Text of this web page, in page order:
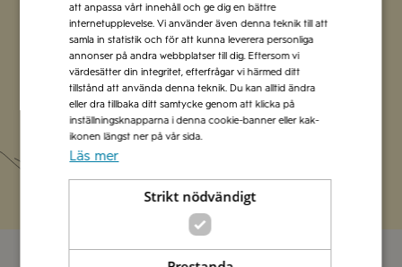
Zetas populära nyhetsbrev
Missa inte att vi har flera olika nyhetsbrev som
förenklar vardagen och förgyller helgen med
italienska smaker.
att anpassa vårt innehåll och ge dig en bättre
internetupplevelse. Vi använder även denna teknik till att
samla in statistik och för att kunna leverera personliga
annonser på andra webbplatser till dig. Eftersom vi
värdesätter din integritet, efterfrågar vi härmed ditt
tillstånd att använda denna teknik. Du kan alltid ändra
eller dra tillbaka ditt samtycke genom att klicka på
inställningsknapparna i denna cookie-banner eller kak-
ikonen längst ner på vår sida.
Läs mer
Strikt nödvändigt